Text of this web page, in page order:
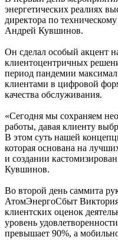
энергетических реалиях
директора по
Андрей Кувшинов.
Он сделал особый акцент
клиентоцентричных
период пандемии
клиентами в цифровой
качества обслуживания.
«Сегодня мы сохраняем
работы, давая клиенту
В этом суть нашей
которая основана на
и создании
Кувшинов.
Во второй день саммита
АтомЭнергоСбыт
клиентских оценок
уровень
превышает 90%, а